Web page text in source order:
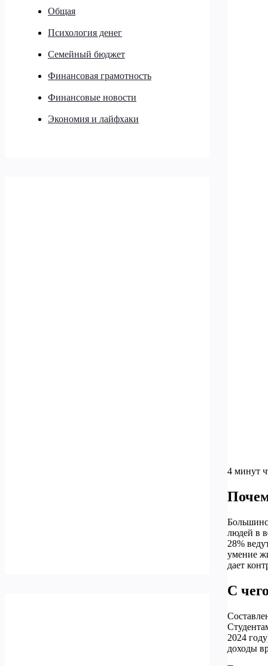
Общая
Психология денег
Семейный бюджет
Финансовая грамотность
Финансовые новости
Экономия и лайфхаки
4 минут
людей в
28%
умение
дает
С
2024
доходы